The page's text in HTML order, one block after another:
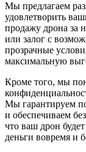
Мы предлагаем
удовлетворить
продажу дрона за
или залог с
прозрачные
максимальную
Кроме того, мы
Мы гарантируем
и обеспечиваем
что ваш дрон
деньги вовремя и